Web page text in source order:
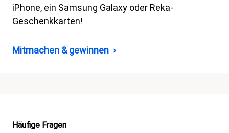
iPhone, ein Samsung Galaxy oder Reka-
Geschenkkarten!
Mitmachen & gewinnen
Footer
Häufige Fragen